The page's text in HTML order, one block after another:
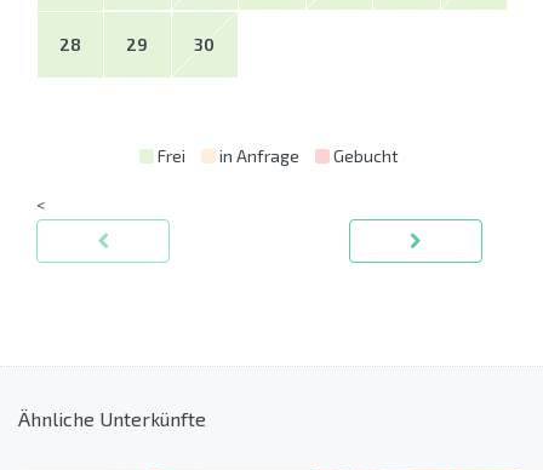
28 29 30
Frei in Anfrage Gebucht
<
Ähnliche Unterkünfte